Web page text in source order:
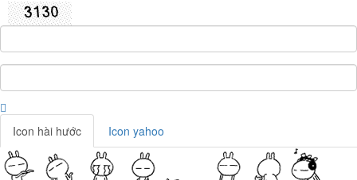
Icon hài hước Icon yahoo